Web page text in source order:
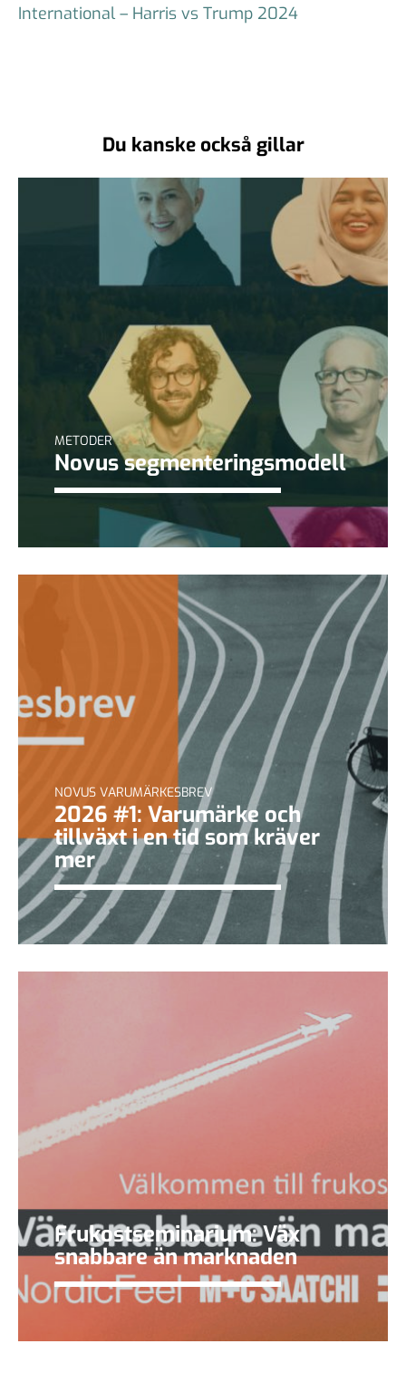
International – Harris vs Trump 2024
Du kanske också gillar
METODER
Novus segmenteringsmodell
NOVUS VARUMÄRKESBREV
2026 #1: Varumärke och
tillväxt i en tid som kräver
mer
Frukostseminarium: Väx
snabbare än marknaden